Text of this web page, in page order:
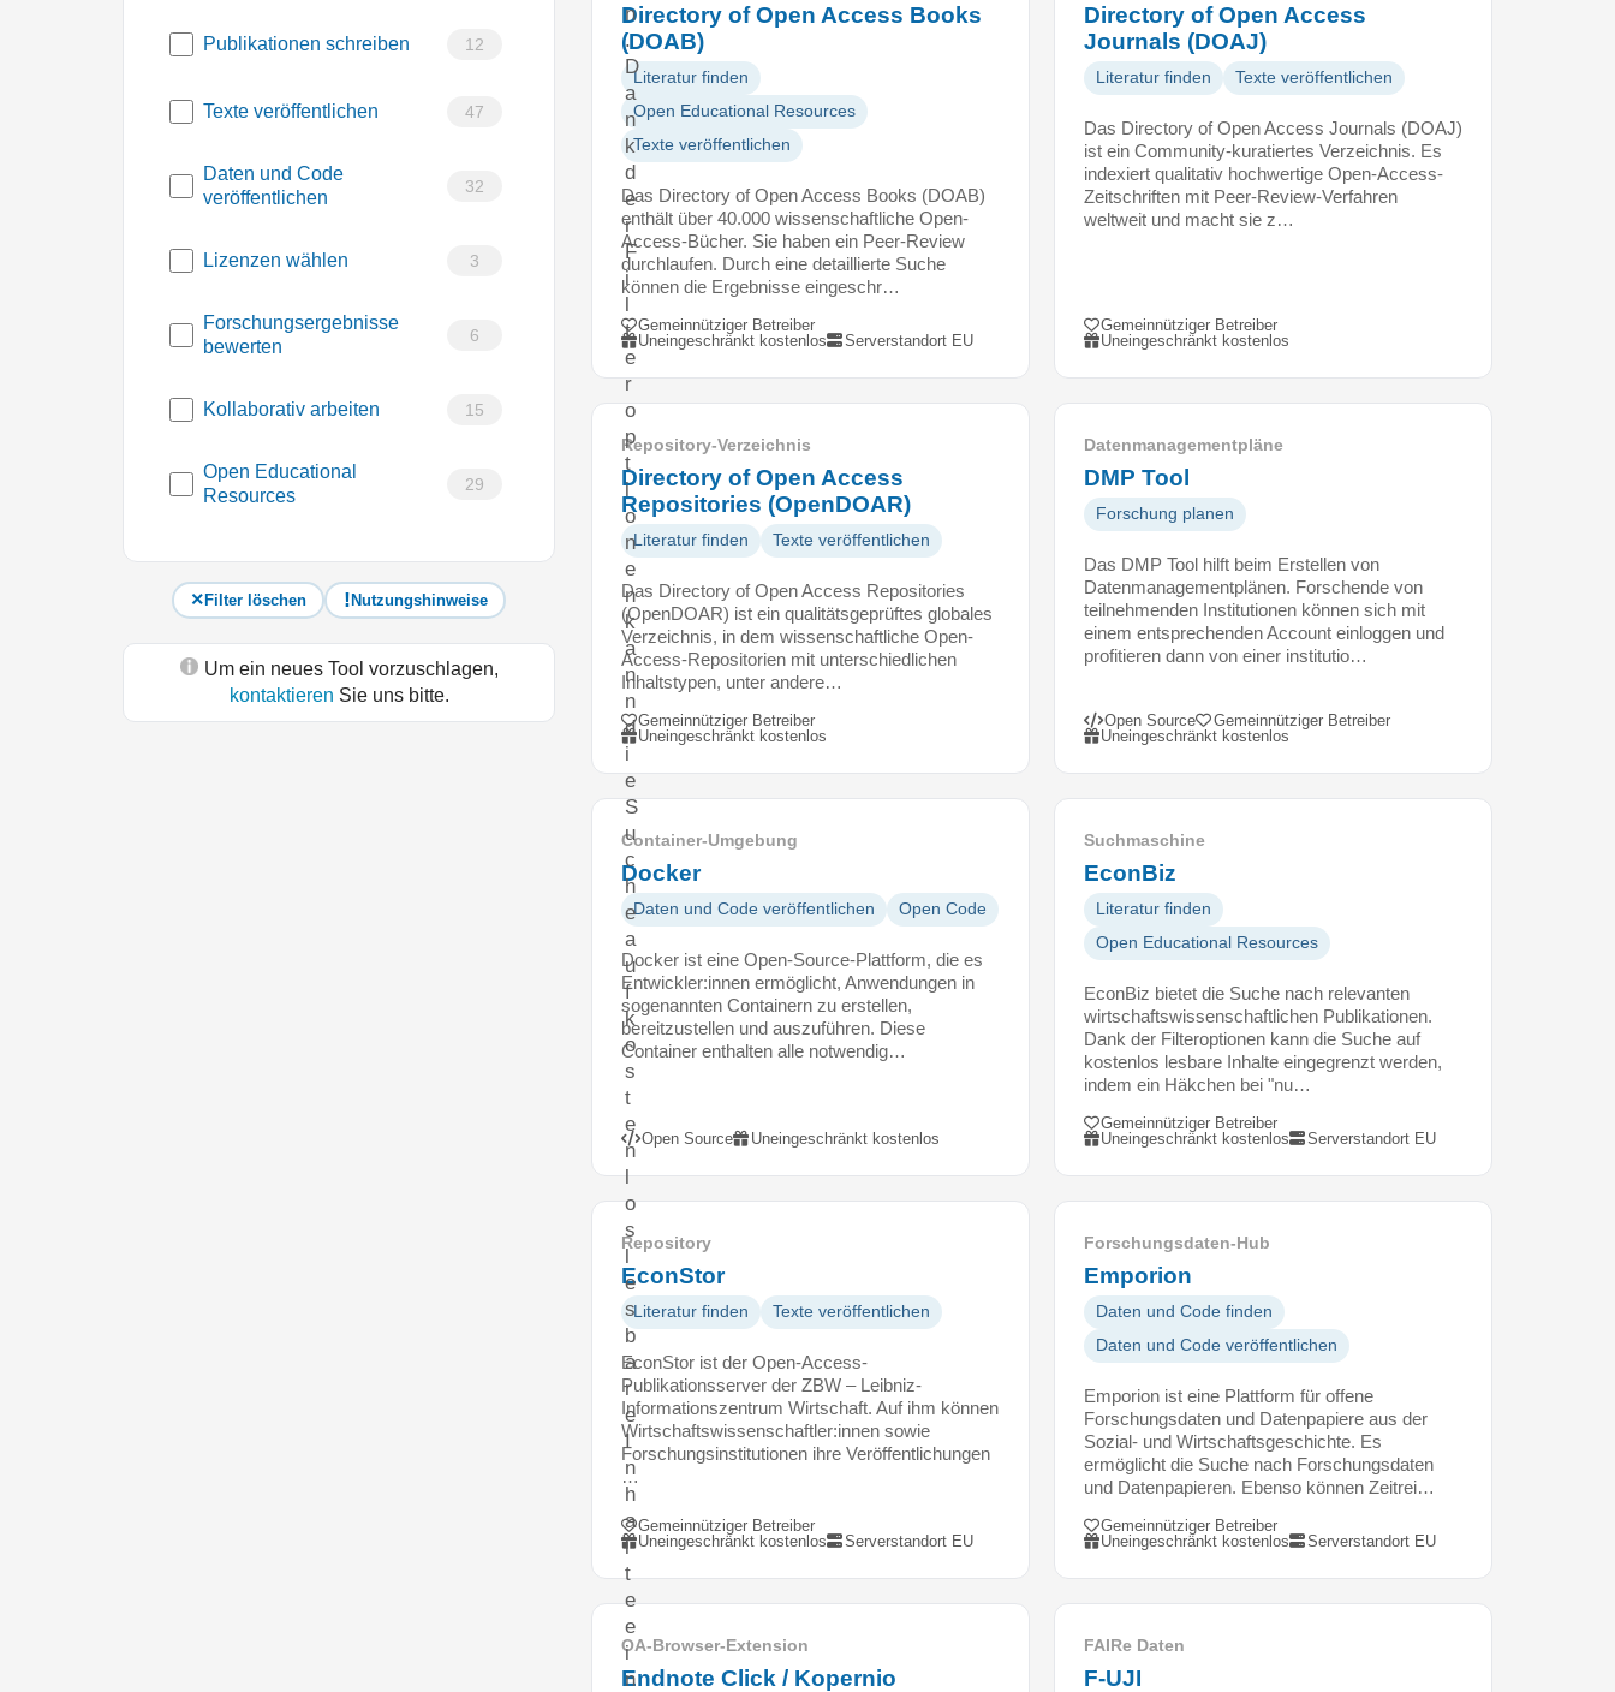
Publikationen schreiben 12
Texte veröffentlichen 47
Daten und Code
veröffentlichen
32
Lizenzen wählen 3
Forschungsergebnisse
bewerten
6
Kollaborativ arbeiten 15
Open Educational
Resources
29
Filter löschen Nutzungshinweise
Um ein neues Tool vorzuschlagen,
kontaktieren Sie uns bitte.
n
.
D
a
n
k
d
e
r
F
i
l
t
e
r
o
p
t
i
o
n
e
n
k
a
n
n
d
i
e
S
u
c
h
e
a
u
f
k
o
s
t
e
n
l
o
s
l
e
s
b
a
r
e
I
n
h
a
l
t
e
e
i
n
Directory of Open Access Books
(DOAB)
Literatur finden
Open Educational Resources
Texte veröffentlichen
Das Directory of Open Access Books (DOAB)
enthält über 40.000 wissenschaftliche Open-
Access-Bücher. Sie haben ein Peer-Review
durchlaufen. Durch eine detaillierte Suche
können die Ergebnisse eingeschr…
Gemeinnütziger Betreiber
Uneingeschränkt kostenlos
Serverstandort EU
Directory of Open Access
Journals (DOAJ)
Literatur finden Texte veröffentlichen
Das Directory of Open Access Journals (DOAJ)
ist ein Community-kuratiertes Verzeichnis. Es
indexiert qualitativ hochwertige Open-Access-
Zeitschriften mit Peer-Review-Verfahren
weltweit und macht sie z…
Gemeinnütziger Betreiber
Uneingeschränkt kostenlos
Repository-Verzeichnis
Directory of Open Access
Repositories (OpenDOAR)
Literatur finden Texte veröffentlichen
Das Directory of Open Access Repositories
(OpenDOAR) ist ein qualitätsgeprüftes globales
Verzeichnis, in dem wissenschaftliche Open-
Access-Repositorien mit unterschiedlichen
Inhaltstypen, unter andere…
Gemeinnütziger Betreiber
Uneingeschränkt kostenlos
Datenmanagementpläne
DMP Tool
Forschung planen
Das DMP Tool hilft beim Erstellen von
Datenmanagementplänen. Forschende von
teilnehmenden Institutionen können sich mit
einem entsprechenden Account einloggen und
profitieren dann von einer institutio…
Open Source
Gemeinnütziger Betreiber
Uneingeschränkt kostenlos
Container-Umgebung
Docker
Daten und Code veröffentlichen Open Code
Docker ist eine Open-Source-Plattform, die es
Entwickler:innen ermöglicht, Anwendungen in
sogenannten Containern zu erstellen,
bereitzustellen und auszuführen. Diese
Container enthalten alle notwendig…
Open Source Uneingeschränkt kostenlos
Suchmaschine
EconBiz
Literatur finden
Open Educational Resources
EconBiz bietet die Suche nach relevanten
wirtschaftswissenschaftlichen Publikationen.
Dank der Filteroptionen kann die Suche auf
kostenlos lesbare Inhalte eingegrenzt werden,
indem ein Häkchen bei "nu…
Gemeinnütziger Betreiber
Uneingeschränkt kostenlos
Serverstandort EU
Repository
EconStor
Literatur finden Texte veröffentlichen
EconStor ist der Open-Access-
Publikationsserver der ZBW – Leibniz-
Informationszentrum Wirtschaft. Auf ihm können
Wirtschaftswissenschaftler:innen sowie
Forschungsinstitutionen ihre Veröffentlichungen
…
Gemeinnütziger Betreiber
Uneingeschränkt kostenlos
Serverstandort EU
Forschungsdaten-Hub
Emporion
Daten und Code finden
Daten und Code veröffentlichen
Emporion ist eine Plattform für offene
Forschungsdaten und Datenpapiere aus der
Sozial- und Wirtschaftsgeschichte. Es
ermöglicht die Suche nach Forschungsdaten
und Datenpapieren. Ebenso können Zeitrei…
Gemeinnütziger Betreiber
Uneingeschränkt kostenlos
Serverstandort EU
OA-Browser-Extension
Endnote Click / Kopernio
FAIRe Daten
F-UJI